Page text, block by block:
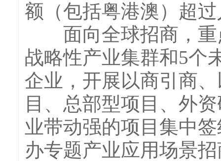
额（包括粤港澳）超
面向全球招商，重
战略性产业集群和5个
企业，开展以商引商
目、总部型项目、外
业带动强的项目集中
办专题产业应用场景